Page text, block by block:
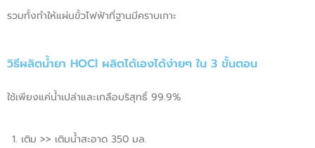
รวมทั้งทำให้แผ่นขั้วไฟฟ้าที่ฐานมีคราบเกาะ
วิธีผลิตน้ำยา HOCl ผลิตได้เองได้ง่ายๆ ใน 3 ขั้นตอน
ใช้เพียงแค่น้ำเปล่าและเกลือบริสุทธิ์ 99.9%
เติม >> เติมน้ำสะอาด 350 มล.